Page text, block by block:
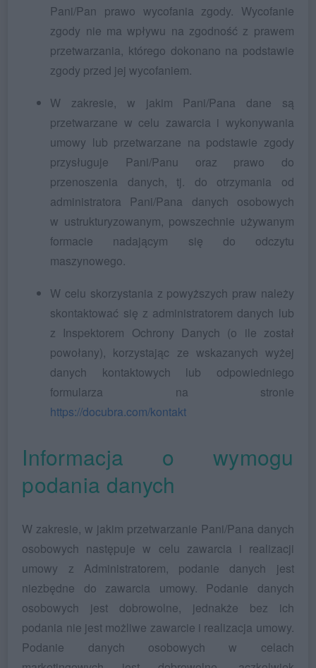
Pani/Pan prawo wycofania zgody. Wycofanie
zgody nie ma wpływu na zgodność z prawem
przetwarzania, którego dokonano na podstawie
zgody przed jej wycofaniem.
W zakresie, w jakim Pani/Pana dane są
przetwarzane w celu zawarcia i wykonywania
umowy lub przetwarzane na podstawie zgody
przysługuje Pani/Panu oraz prawo do
przenoszenia danych, tj. do otrzymania od
administratora Pani/Pana danych osobowych
w ustrukturyzowanym, powszechnie używanym
formacie nadającym się do odczytu
maszynowego.
W celu skorzystania z powyższych praw należy
skontaktować się z administratorem danych lub
z Inspektorem Ochrony Danych (o ile został
powołany), korzystając ze wskazanych wyżej
danych kontaktowych lub odpowiedniego
formularza na stronie
https://docubra.com/kontakt
Informacja o wymogu
podania danych
W zakresie, w jakim przetwarzanie Pani/Pana danych
osobowych następuje w celu zawarcia i realizacji
umowy z Administratorem, podanie danych jest
niezbędne do zawarcia umowy. Podanie danych
osobowych jest dobrowolne, jednakże bez ich
podania nie jest możliwe zawarcie i realizacja umowy.
Podanie danych osobowych w celach